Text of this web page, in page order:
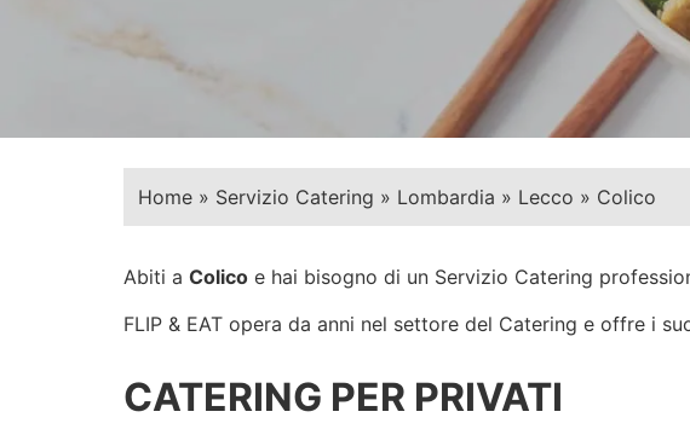
Home » Servizio Catering » Lombardia » Lecco » Colico
Abiti a Colico e hai bisogno di un Servizio Catering
FLIP & EAT opera da anni nel settore del Catering e offre i
CATERING PER PRIVATI